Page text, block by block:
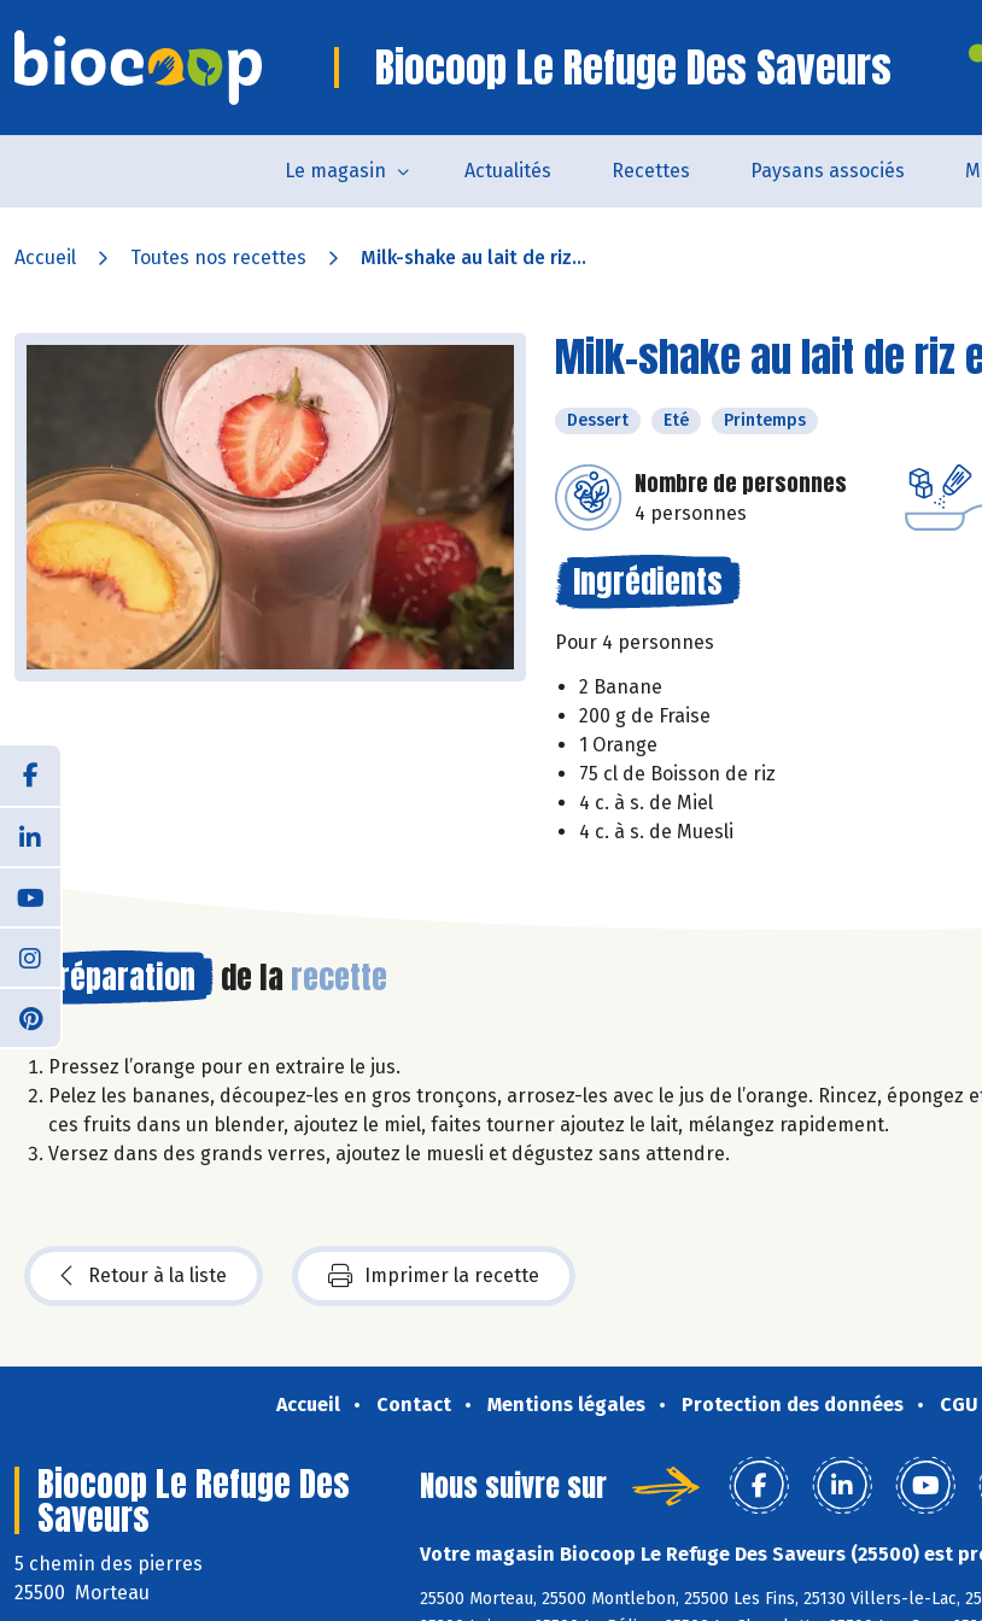
Biocoop Le Refuge Des Saveurs
Le magasin Actualités Recettes Paysans associés
Accueil Toutes nos recettes Milk-shake au lait de riz...
Milk-shake au lait de riz
Dessert Eté Printemps
Nombre de personnes
4 personnes
Ingrédients
Pour 4 personnes
2 Banane
200 g de Fraise
1 Orange
75 cl de Boisson de riz
4 c. à s. de Miel
4 c. à s. de Muesli
Préparation de la recette
Pressez l’orange pour en extraire le jus.
Pelez les bananes, découpez-les en gros tronçons, arrosez-les avec le jus de l’orange. Rincez, épongez
ces fruits dans un blender, ajoutez le miel, faites tourner ajoutez le lait, mélangez rapidement.
Versez dans des grands verres, ajoutez le muesli et dégustez sans attendre.
Retour à la liste Imprimer la recette
Accueil Contact Mentions légales Protection des données CGU
Biocoop Le Refuge Des
Saveurs
5 chemin des pierres
25500 Morteau
Nous suivre sur
Votre magasin Biocoop Le Refuge Des Saveurs (25500) est
25500 Morteau, 25500 Montlebon, 25500 Les Fins, 25130 Villers-le-Lac,